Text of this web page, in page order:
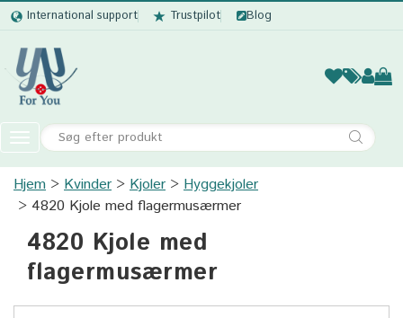
International support Trustpilot Blog
Kvinder
Toggle
navigation
Kvinder
Hjem Kvinder Kjoler
Hyggekjoler
4820 Kjole med flagermusærmer
4820 Kjole med
flagermusærmer